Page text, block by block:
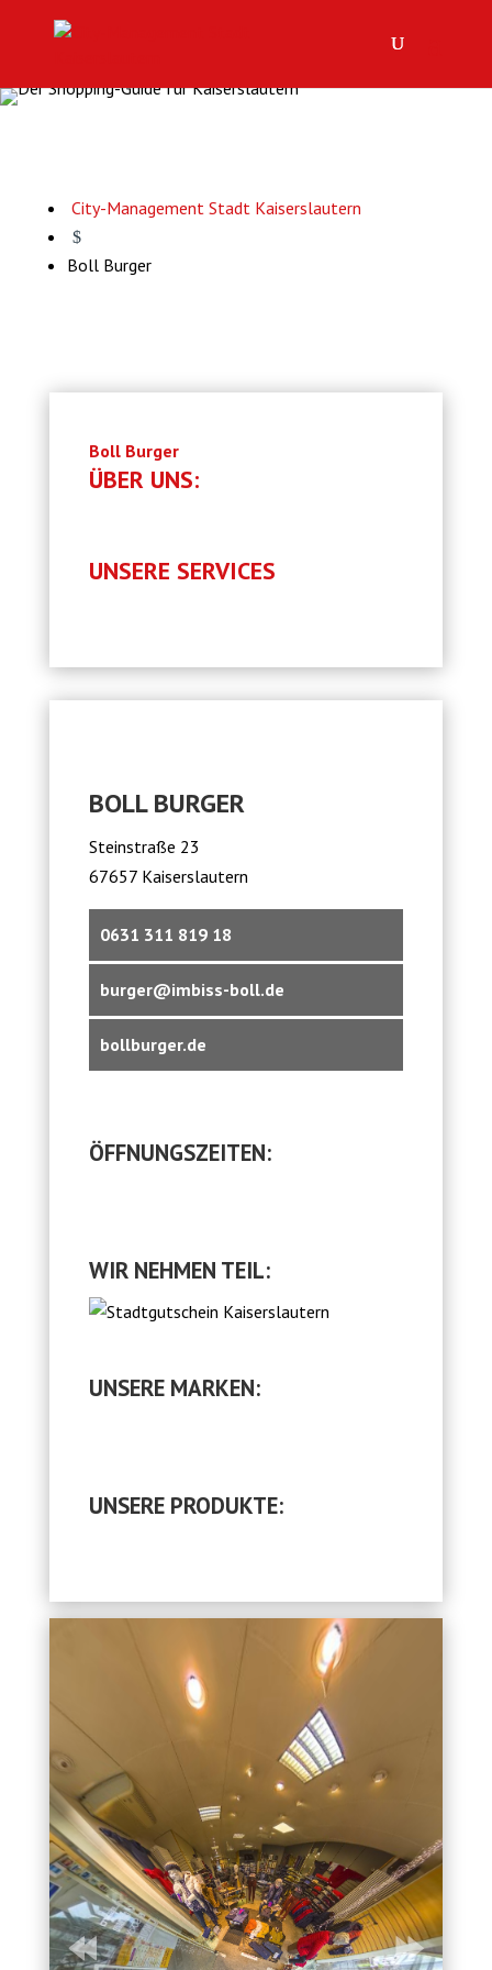
City-Management Stadt Kaiserslautern
$
Boll Burger
Boll Burger
ÜBER UNS:
UNSERE SERVICES
BOLL BURGER
Steinstraße 23
67657 Kaiserslautern
0631 311 819 18
burger@imbiss-boll.de
bollburger.de
ÖFFNUNGSZEITEN:
WIR NEHMEN TEIL:
UNSERE MARKEN:
UNSERE PRODUKTE: